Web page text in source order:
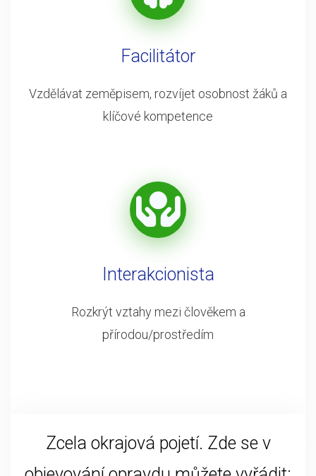
Facilitátor
Vzdělávat zeměpisem, rozvíjet osobnost žáků a
klíčové kompetence
Interakcionista
Rozkrýt vztahy mezi člověkem a
přírodou/prostředím
Zcela okrajová pojetí. Zde se v